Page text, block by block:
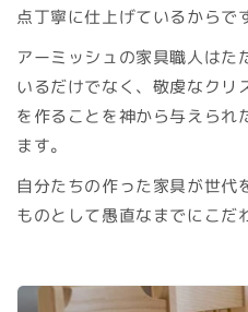
点丁寧に仕上げているからで
アーミッシュの家具職人はた
いるだけでなく、敬虔なクリ
を作ることを神から与えられ
ます。
自分たちの作った家具が世代
ものとして愚直なまでにこだ